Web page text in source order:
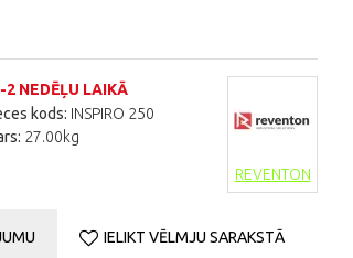
2 NEDĒĻU LAIKĀ
kods: INSPIRO 250
27.00kg
REVENTON
IELIKT VĒLMJU SARAKSTĀ